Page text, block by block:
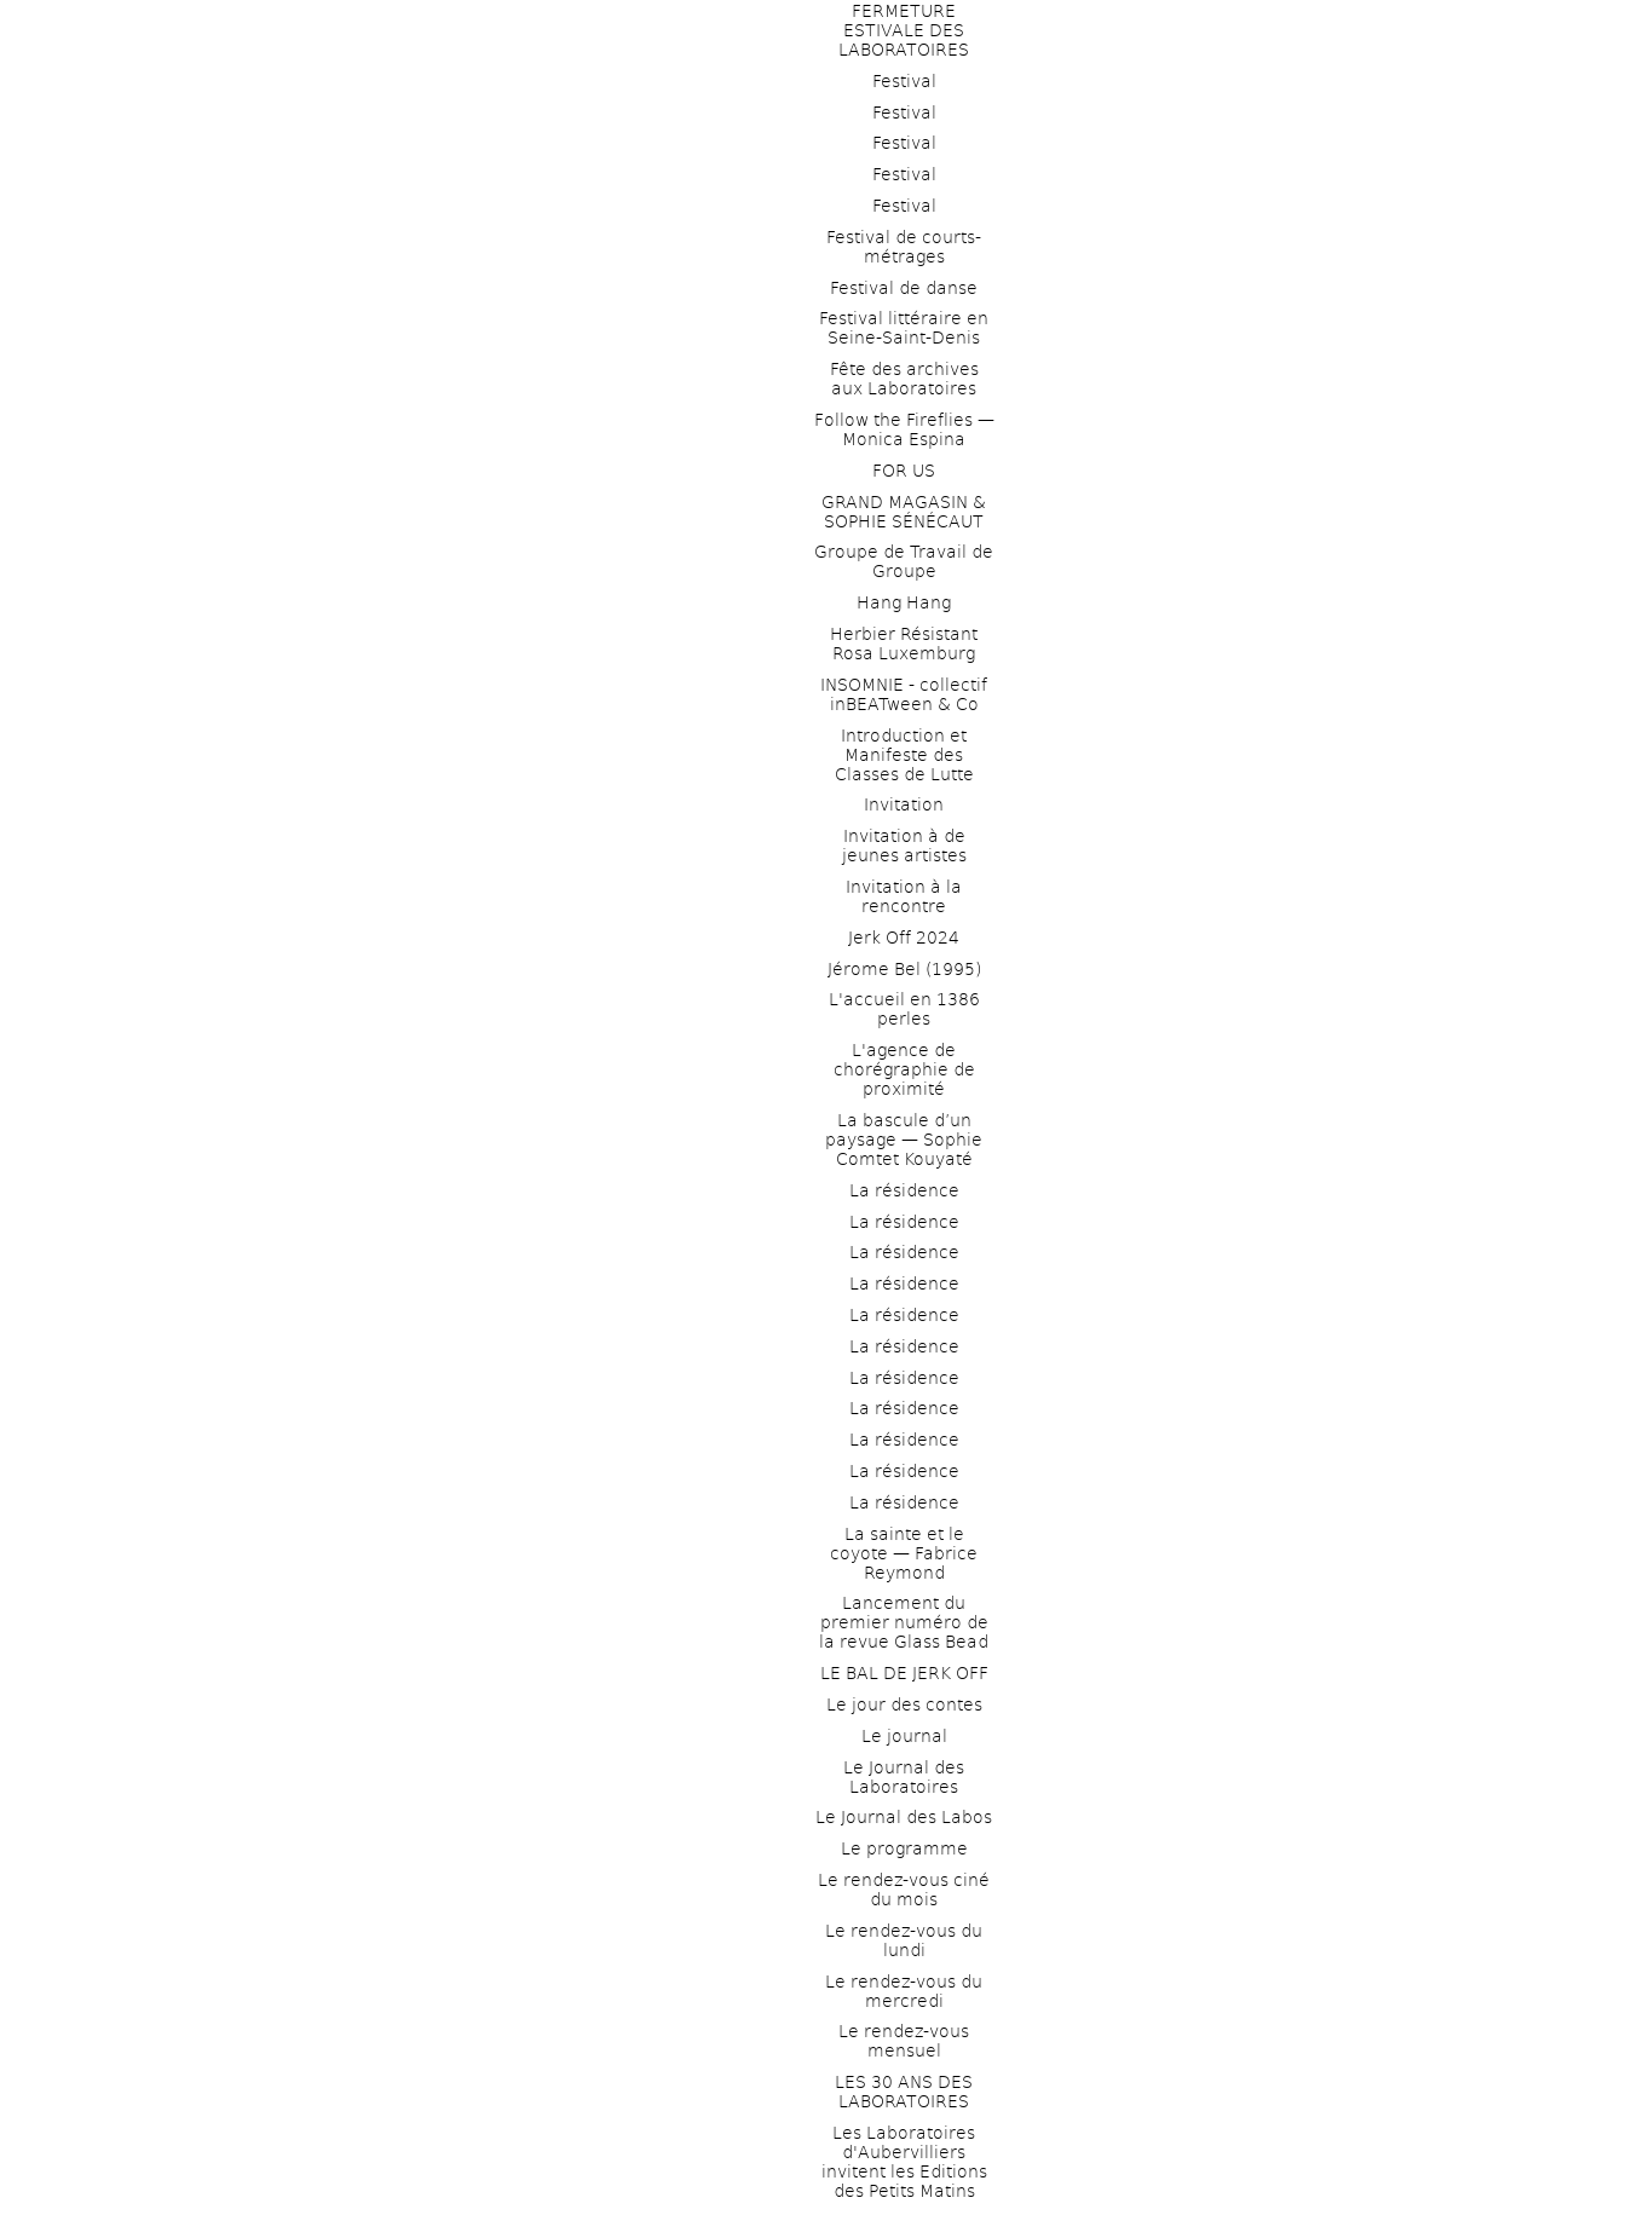
FERMETURE
ESTIVALE DES
LABORATOIRES
Festival
Festival
Festival
Festival
Festival
Festival de courts-
métrages
Festival de danse
Festival littéraire en
Seine-Saint-Denis
Fête des archives
aux Laboratoires
Follow the Fireflies —
Monica Espina
FOR US
GRAND MAGASIN &
SOPHIE SÉNÉCAUT
Groupe de Travail de
Groupe
Hang Hang
Herbier Résistant
Rosa Luxemburg
INSOMNIE - collectif
inBEATween & Co
Introduction et
Manifeste des
Classes de Lutte
Invitation
Invitation à de
jeunes artistes
Invitation à la
rencontre
Jerk Off 2024
Jérome Bel (1995)
L'accueil en 1386
perles
L'agence de
chorégraphie de
proximité
La bascule d’un
paysage — Sophie
Comtet Kouyaté
La résidence
La résidence
La résidence
La résidence
La résidence
La résidence
La résidence
La résidence
La résidence
La résidence
La résidence
La sainte et le
coyote — Fabrice
Reymond
Lancement du
premier numéro de
la revue Glass Bead
LE BAL DE JERK OFF
Le jour des contes
Le journal
Le Journal des
Laboratoires
Le Journal des Labos
Le programme
Le rendez-vous ciné
du mois
Le rendez-vous du
lundi
Le rendez-vous du
mercredi
Le rendez-vous
mensuel
LES 30 ANS DES
LABORATOIRES
Les Laboratoires
d'Aubervilliers
invitent les Editions
des Petits Matins